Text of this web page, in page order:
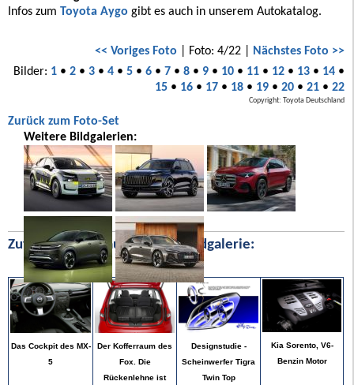
Infos zum Toyota Aygo gibt es auch in unserem Autokatalog.
<< Voriges Foto | Foto: 4/22 |
Nächstes Foto >>
Bilder: 1• 2• 3• 4• 5• 6• 7• 8• 9• 10• 11• 12• 13• 14•
15• 16• 17• 18• 19• 20• 21• 22
Copyright: Toyota Deutschland
Zurück zum Foto-Set
Weitere Bildgalerien:
Zufällige Bilder aus unserer Bildgalerie:
Das Cockpit des MX-
5
Der Kofferraum des
Fox. Die
Rückenlehne ist
Designstudie -
Scheinwerfer Tigra
Twin Top
Kia Sorento, V6-
Benzin Motor